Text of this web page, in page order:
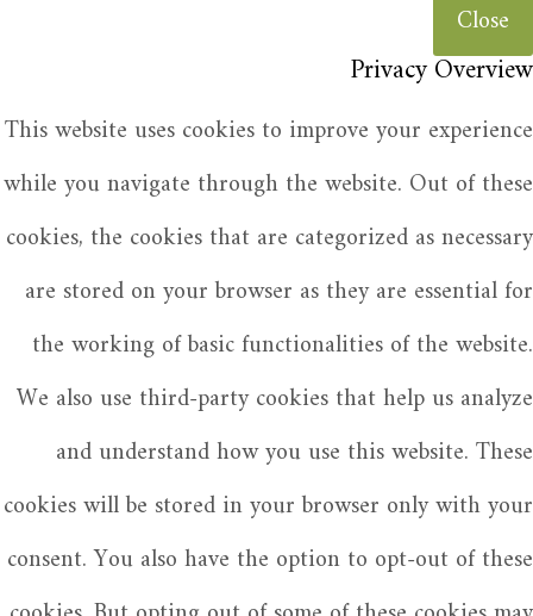
Close
Privacy Overview
This website uses cookies to improve your experience
while you navigate through the website. Out of these
cookies, the cookies that are categorized as necessary
are stored on your browser as they are essential for
the working of basic functionalities of the website.
We also use third-party cookies that help us analyze
and understand how you use this website. These
cookies will be stored in your browser only with your
consent. You also have the option to opt-out of these